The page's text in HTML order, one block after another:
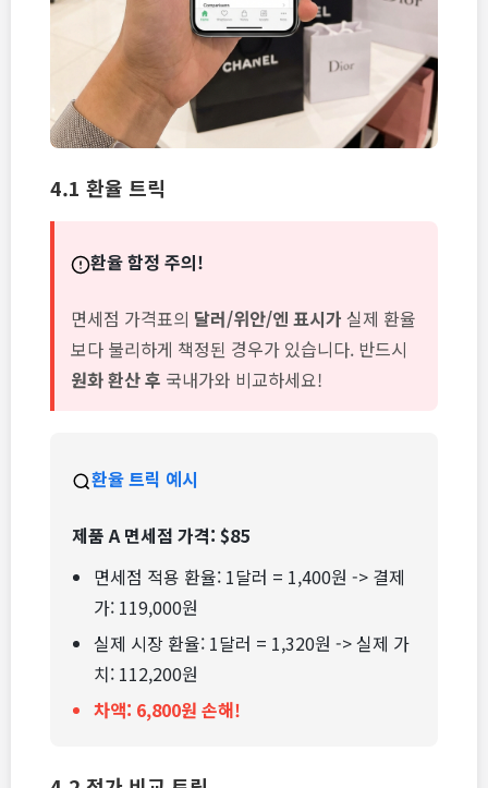
4.1 환율 트릭
환율 함정 주의!
면세점 가격표의 달러/위안/엔 표시가 실제 환율
보다 불리하게 책정된 경우가 있습니다. 반드시
원화 환산 후 국내가와 비교하세요!
환율 트릭 예시
제품 A 면세점 가격: $85
면세점 적용 환율: 1달러 = 1,400원 -> 결제
가: 119,000원
실제 시장 환율: 1달러 = 1,320원 -> 실제 가
치: 112,200원
차액: 6,800원 손해!